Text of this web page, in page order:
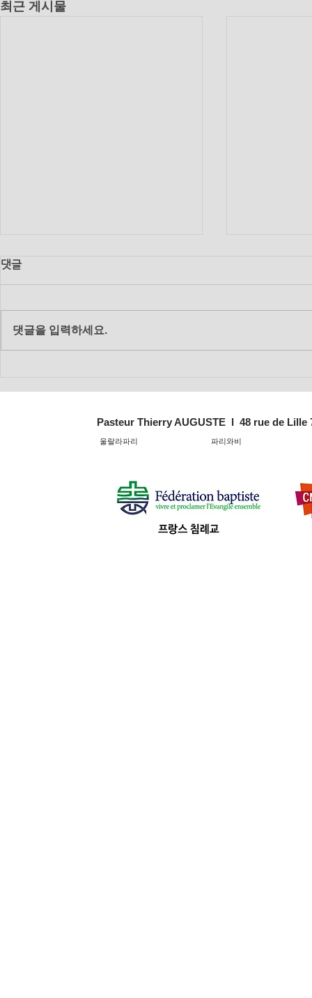
최근 게시물
댓글
댓글을 입력하세요.
Pasteur Thierry AUGUSTE l 48 rue de Lille
울랄라파리 파리와비